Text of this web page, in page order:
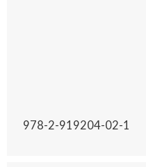
978-2-919204-02-1